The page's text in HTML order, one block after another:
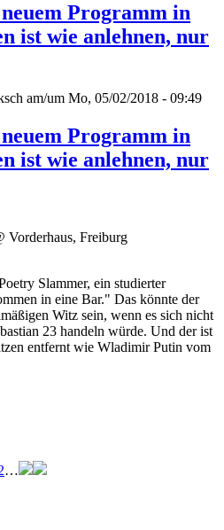
Programm in
ist wie anlehnen, nur
am/um Mo, 05/02/2018 - 09:49
Programm in
ist wie anlehnen, nur
Vorderhaus, Freiburg
Slammer, ein studierter
in eine Bar." Das könnte der
Witz sein, wenn es sich nicht
23 handeln würde. Und der ist
entfernt wie Wladimir Putin vom
…